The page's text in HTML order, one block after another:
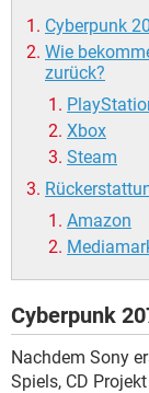
Cyberpunk
Wie
zurück?
Xbox
Steam
Amazon
Cyberpunk
Nachdem Sony
Spiels, CD